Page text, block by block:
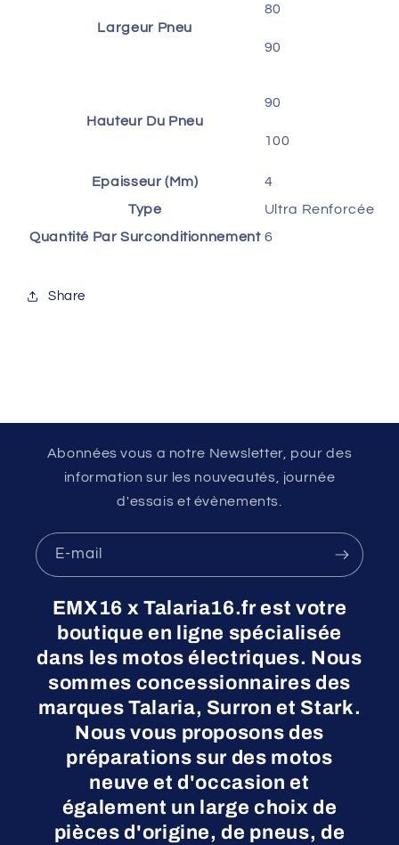
Largeur Pneu
80
90
Hauteur Du Pneu
90
100
Epaisseur (Mm)
4
Type
Ultra Renforcée
Quantité Par Surconditionnement 6
Share
Abonnées vous a notre Newsletter, pour des
information sur les nouveautés, journée
d'essais et évènements.
E-mail
EMX16 x Talaria16.fr est votre
boutique en ligne spécialisée
dans les motos électriques. Nous
sommes concessionnaires des
marques Talaria, Surron et Stark.
Nous vous proposons des
préparations sur des motos
neuve et d'occasion et
également un large choix de
pièces d'origine, de pneus, de